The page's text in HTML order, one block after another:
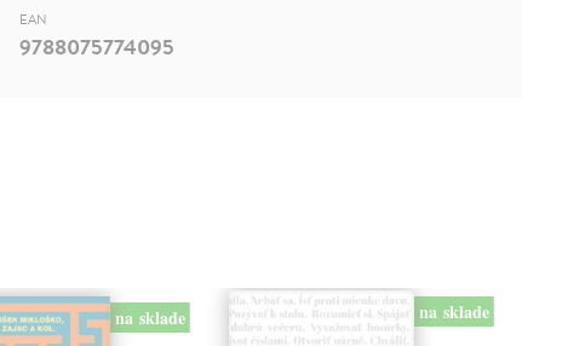
EAN
9788075774095
na sklade na sklade